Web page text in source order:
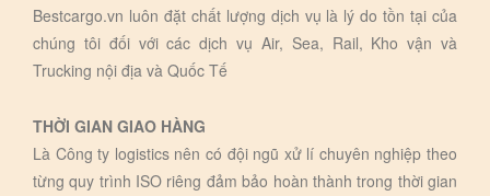
Bestcargo.vn luôn đặt chất lượng dịch vụ là lý do tồn tại của
chúng tôi đối với các dịch vụ Air, Sea, Rail, Kho vận và
Trucking nội địa và Quốc Tế
THỜI GIAN GIAO HÀNG
Là Công ty logistics nên có đội ngũ xử lí chuyên nghiệp theo
từng quy trình ISO riêng đảm bảo hoàn thành trong thời gian